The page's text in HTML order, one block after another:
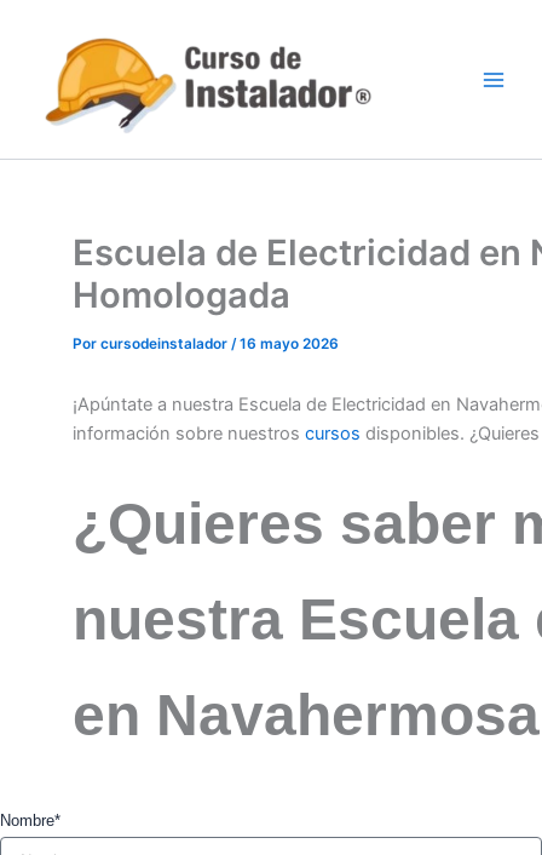
contenido
Escuela de Electricidad en
Homologada
Por cursodeinstalador /16 mayo 2026
¡Apúntate a nuestra Escuela de Electricidad en
información sobre nuestros cursos disponibles.
¿Quieres saber
nuestra
en
Nombre*